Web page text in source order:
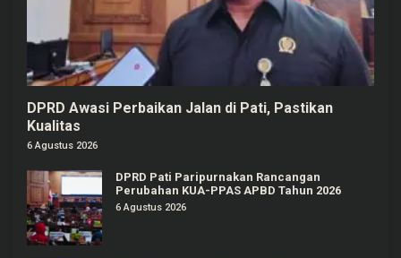
DPRD Awasi Perbaikan Jalan di Pati, Pastikan
Kualitas
6 Agustus 2026
DPRD Pati Paripurnakan Rancangan
Perubahan KUA-PPAS APBD Tahun 2026
6 Agustus 2026